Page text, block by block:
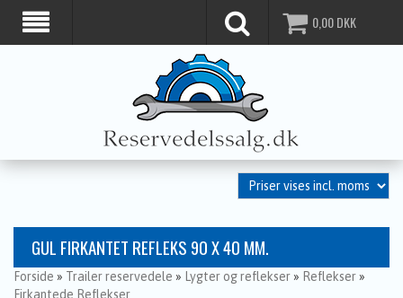
0,00DKK
GUL FIRKANTET REFLEKS 90 X 40 MM.
Forside » Trailer reservedele » Lygter og reflekser » Reflekser »
Firkantede Reflekser